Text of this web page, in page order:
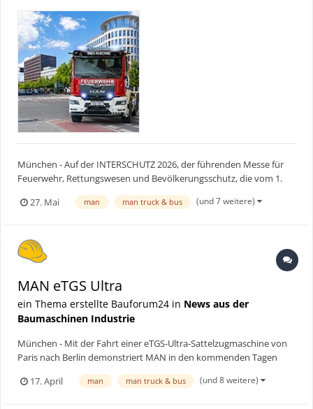
München - Auf der INTERSCHUTZ 2026, der führenden Messe für
Feuerwehr, Rettungswesen und Bevölkerungsschutz, die vom 1.
Bis zum 6. Juni in Hannover stattfindet, zeigt MAN Truck & Bus als
Weltpremiere den batterieelektrisch angetriebenen MAN eTGS
27. Mai man man truck & bus (und 7 weitere)
MAN eTGS Ultra
ein Thema erstellte Bauforum24 in News aus der
Baumaschinen Industrie
München - Mit der Fahrt einer eTGS-Ultra-Sattelzugmaschine von
Paris nach Berlin demonstriert MAN in den kommenden Tagen
nicht nur, dass Langstrecken-Transporte mit dem eLkw in Europa
mittlerweile gut machbar sind. Zudem will der
17. April man man truck & bus (und 8 weitere)